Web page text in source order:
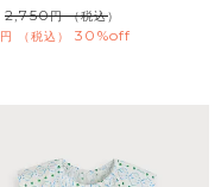
2,750 （税込）
税込 30%off